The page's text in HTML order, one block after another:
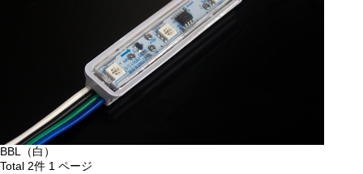
BBL（白）
Total 2件 1 ページ